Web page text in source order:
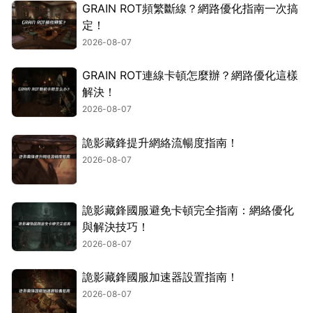
GRAIN ROT頻繁斷線？網路優化指南一次搞
定！
2026-08-07
GRAIN ROT連線卡頓怎麼辦？網路優化這樣
解決！
2026-08-07
詭影藏鋒提升網絡流暢度指南！
2026-08-07
詭影藏鋒國服避免卡頓完全指南：網絡優化
與解決技巧！
2026-08-07
詭影藏鋒國服加速器設置指南！
2026-08-07